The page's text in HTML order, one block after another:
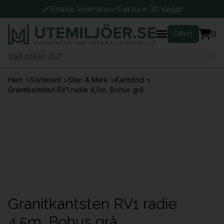
Snabb leverans Faktura 30 dagar
Offert 0
Hem >Sortiment >Sten & Mark >Kantstöd >
Granitkantsten RV1 radie 4,5m, Bohus grå
Granitkantsten RV1 radie